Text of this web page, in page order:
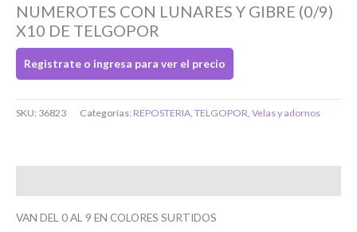
NUMEROTES CON LUNARES Y GIBRE (0/9)
X10 DE TELGOPOR
Registrate o ingresa para ver el precio
SKU: 36823 Categorías: REPOSTERIA TELGOPOR Velas y adornos
VAN DEL 0 AL 9 EN COLORES SURTIDOS
Si tenés cuenta...